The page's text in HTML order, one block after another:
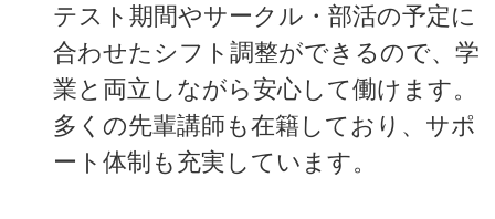
テスト期間やサークル・部活の予定に
合わせたシフト調整ができるので、学
業と両立しながら安心して働けます。
多くの先輩講師も在籍しており、サポ
ート体制も充実しています。